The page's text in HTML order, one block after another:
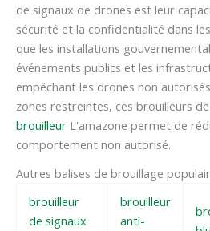
de signaux de drones est leur
sécurité et la confidentialité dans
que les installations
événements publics et les
empêchant les drones non
zones restreintes, ces brouilleurs
brouilleur L'amazone permet de
comportement non autorisé.
Autres balises de brouillage
brouilleur
de signaux
brouilleur
anti-